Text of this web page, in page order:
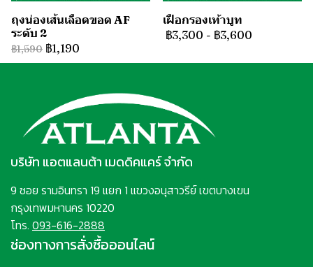
ถุงน่องเส้นเลือดขอด AF
ระดับ 2
฿1,590 ฿1,190
เฝือกรองเท้าบูท
฿3,300 - ฿3,600
บริษัท แอตแลนต้า เมดดิคแคร์ จำกัด
9 ซอย รามอินทรา 19 แยก 1 แขวงอนุสาวรีย์ เขตบางเขน
กรุงเทพมหานคร 10220
โทร. 093-616-2888
ช่องทางการสั่งซื้อออนไลน์